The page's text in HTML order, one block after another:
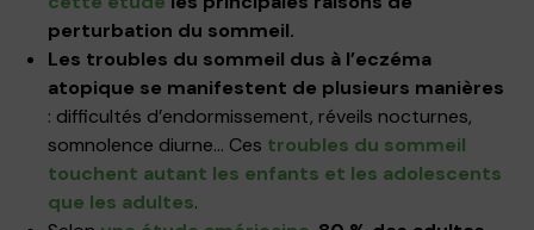
perturbation du sommeil.
Les troubles du sommeil dus à l’eczéma
atopique se manifestent de plusieurs manières
: difficultés d’endormissement, réveils nocturnes,
somnolence diurne… Ces troubles du sommeil
touchent autant les enfants et les adolescents
que les adultes.